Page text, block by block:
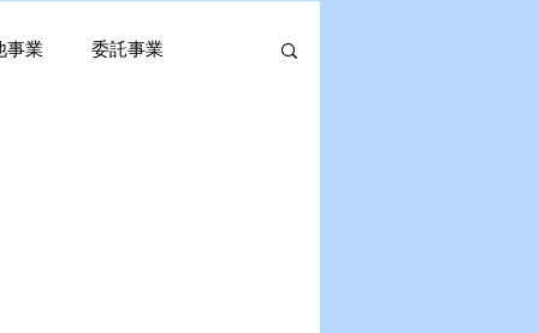
事業 委託事業